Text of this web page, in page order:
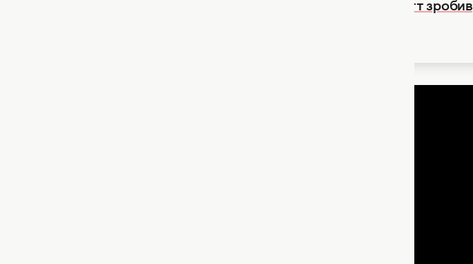
"Він нарешті звільнився від минулого": Бред Пітт зробив